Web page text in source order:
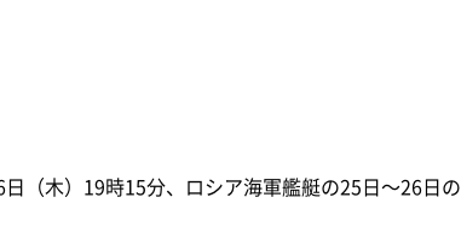
（木）19時15分、ロシア海軍艦艇の25日～26日の